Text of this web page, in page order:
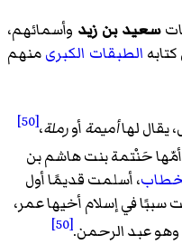
سعيد بن زيد وأسمائهم،
الطبقات الكبرىمنهم
يقال لهاأميمةأورملة،[50]
أمّها حَنْتمة بنت هاشم بن
، أسلمت قديمًا أول
سببًا في إسلام أخيها عمر،
عبد الرحمن.[50]